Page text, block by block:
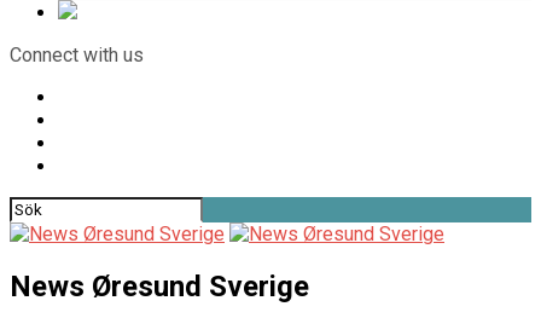
Connect with us
News Øresund Sverige